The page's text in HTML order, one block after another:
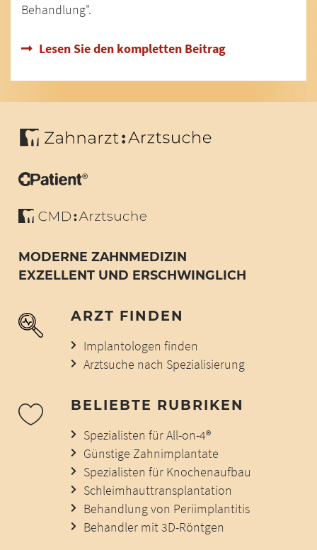
Behandlung".
Lesen Sie den kompletten Beitrag
MODERNE ZAHNMEDIZIN
EXZELLENT UND ERSCHWINGLICH
ARZT FINDEN
Implantologen finden
Arztsuche nach Spezialisierung
BELIEBTE RUBRIKEN
Spezialisten für All-on-4®
Günstige Zahnimplantate
Spezialisten für Knochenaufbau
Schleimhauttransplantation
Behandlung von Periimplantitis
Behandler mit 3D-Röntgen